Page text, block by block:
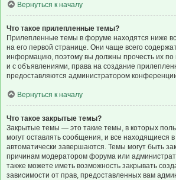
Вернуться к началу
Что такое прилепленные темы?
Прилепленные темы в форуме находятся ниже
на его первой странице. Они чаще всего
информацию, поэтому вы должны прочесть их по
и с объявлениями, права на создание
предоставляются администратором
Вернуться к началу
Что такое закрытые темы?
Закрытые темы — это такие темы, в которых
могут оставлять сообщения, и все находящиеся
автоматически завершаются. Темы могут быть
причинам модератором форума или
также можете иметь возможность закрывать
зависимости от прав, предоставленных вам